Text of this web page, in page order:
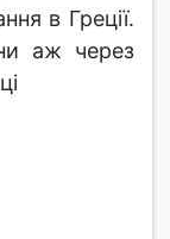
в Греції.
аж через